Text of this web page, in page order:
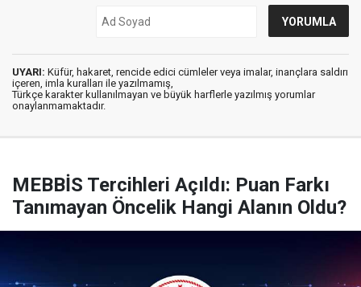
UYARI: Küfür, hakaret, rencide edici cümleler veya imalar, inançlara saldırı
içeren, imla kuralları ile yazılmamış,
Türkçe karakter kullanılmayan ve büyük harflerle yazılmış yorumlar
onaylanmamaktadır.
MEBBİS Tercihleri Açıldı: Puan Farkı
Tanımayan Öncelik Hangi Alanın Oldu?